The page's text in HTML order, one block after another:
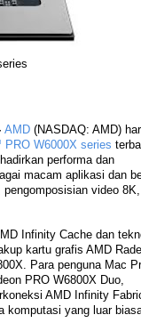
AMD (NASDAQ: AMD)
W6000X series
performa dan
macam aplikasi dan
video 8K,
Infinity Cache dan
kartu grafis AMD
Para penguna Mac
PRO W6800X Duo,
AMD Infinity
komputasi yang luar